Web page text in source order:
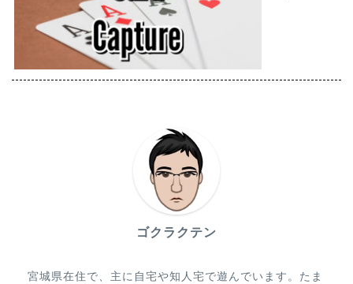
ゴクラクテン
宮城県在住で、主に自宅や知人宅で遊んでいます。たま